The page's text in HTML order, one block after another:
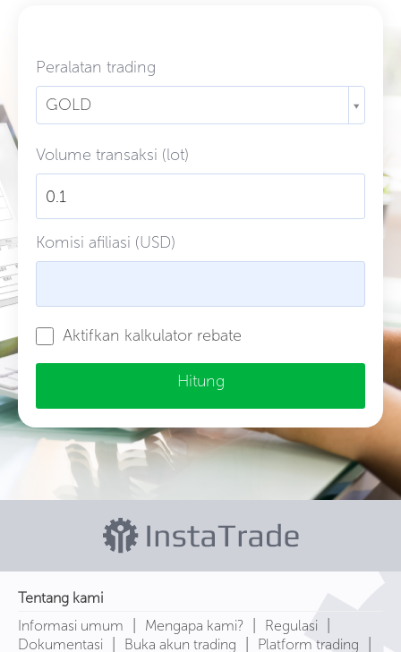
Peralatan trading
GOLD
Volume transaksi (lot)
Komisi afiliasi (USD)
Aktifkan kalkulator rebate
Hitung
Tentang kami
Informasi umum
Mengapa kami? Regulasi
Dokumentasi Buka akun trading Platform trading